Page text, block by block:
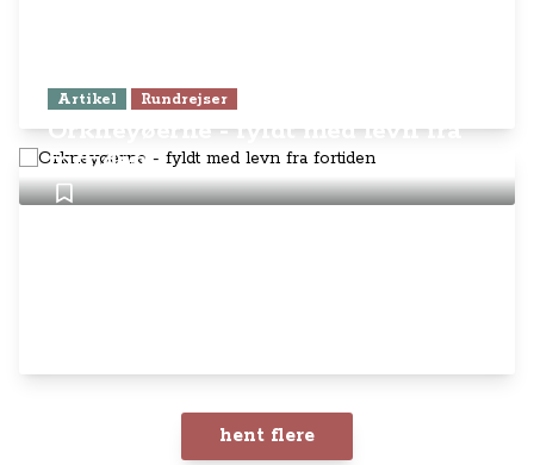
Artikel Rundrejser
Orkneyøerne - fyldt med levn fra
fortiden
hent flere